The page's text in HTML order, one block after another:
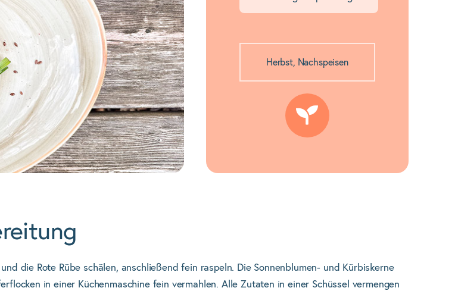
Herbst, Nachspeisen
die Rote Rübe schälen, anschließend fein raspeln. Die Sonnenblumen- und Kürbiskerne
in einer Küchenmaschine fein vermahlen. Alle Zutaten in einer Schüssel vermengen